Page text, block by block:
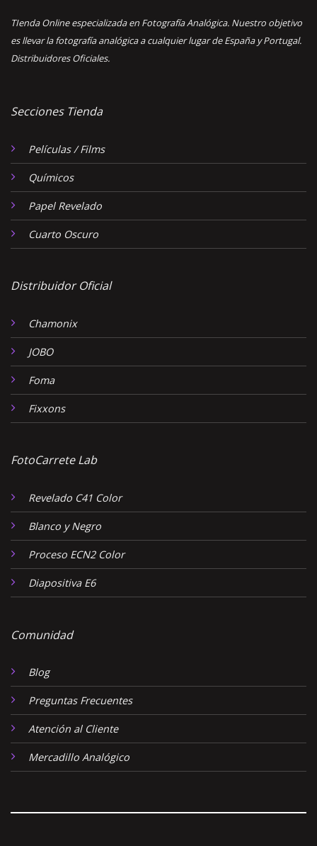
TIenda Online especializada en Fotografía Analógica. Nuestro objetivo
es llevar la fotografía analógica a cualquier lugar de España y Portugal.
Distribuidores Oficiales.
Secciones Tienda
Películas / Films
Químicos
Papel Revelado
Cuarto Oscuro
Distribuidor Oficial
Chamonix
JOBO
Foma
Fixxons
FotoCarrete Lab
Revelado C41 Color
Blanco y Negro
Proceso ECN2 Color
Diapositiva E6
Comunidad
Blog
Preguntas Frecuentes
Atención al Cliente
Mercadillo Analógico